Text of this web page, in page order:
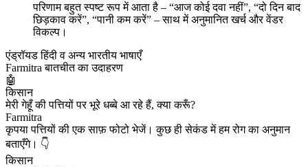
परिणाम बहुत स्पष्ट रूप में आता है – “आज कोई दवा नहीं”, “दो दिन बाद
छिड़काव करें”, “पानी कम करें” – साथ में अनुमानित खर्च और वेंडर
विकल्प।
एंड्रॉयडहिंदी व अन्य भारतीय भाषाएँ
Farmitra बातचीत का उदाहरण
🤖
किसान
मेरी गेहूँ की पत्तियों पर भूरे धब्बे आ रहे हैं, क्या करूँ?
Farmitra
कृपया पत्तियों की एक साफ़ फोटो भेजें। कुछ ही सेकंड में हम रोग का अनुमान
बताएँगे। 👇
किसान